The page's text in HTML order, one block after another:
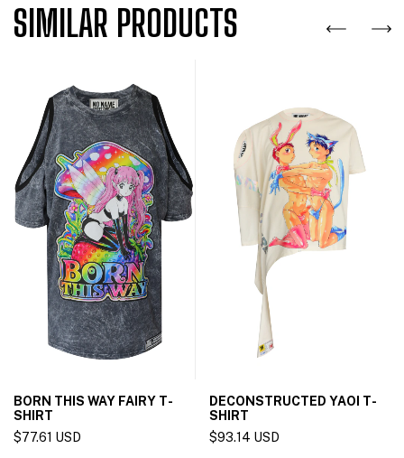
SIMILAR PRODUCTS
BORN THIS WAY FAIRY T-
SHIRT
$77.61 USD
DECONSTRUCTED YAOI T-
SHIRT
$93.14 USD